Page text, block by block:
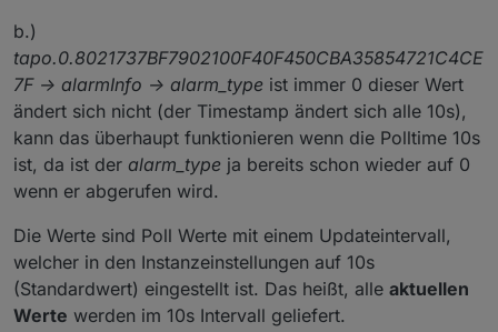
b.)
tapo.0.8021737BF7902100F40F450CBA35854721C4CE
7F -> alarmInfo -> alarm_type ist immer 0 dieser Wert
ändert sich nicht (der Timestamp ändert sich alle 10s),
kann das überhaupt funktionieren wenn die Polltime 10s
ist, da ist der alarm_type ja bereits schon wieder auf 0
wenn er abgerufen wird.
Die Werte sind Poll Werte mit einem Updateintervall,
welcher in den Instanzeinstellungen auf 10s
(Standardwert) eingestellt ist. Das heißt, alle aktuellen
Werte werden im 10s Intervall geliefert.